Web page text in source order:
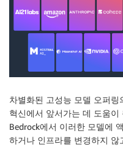
차별화된 고성능 모델 오퍼
혁신에서 앞서가는 데 도움
Bedrock에서 이러한 모델에
하거나 인프라를 변경하지 않